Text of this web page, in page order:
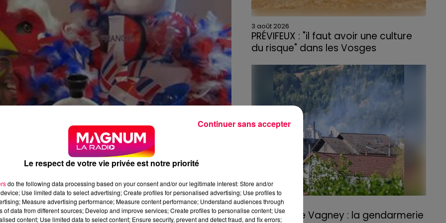
et déclarée au Journal Officiel en 1995 : le
Frouard (Meurthe-et-Moselle) sera présent en force
démarre ce soir pour les Bleus qui affrontent
des drapeaux lorrains à Düsseldorf !
membres, ont pu bénéficier de 1.200 tickets à bon prix
3 août 2026
PRÉVIFEUX : "il faut avoir une culture
du risque" dans les Vosges
3 août 2026
Incendie de Vagney : la gendarmerie
Le respect de votre vie privée est notre priorité
do the following data processing based on your consent and/or our legitimate interest: Store and/or
Use limited data to select advertising; Create profiles for personalised advertising; Use profiles to
Measure advertising performance; Measure content performance; Understand audiences through
of data from different sources; Develop and improve services; Create profiles to personalise content; Use
content; Use limited data to select content; Ensure security, prevent and detect fraud, and fix errors;
Continuer sans accepter